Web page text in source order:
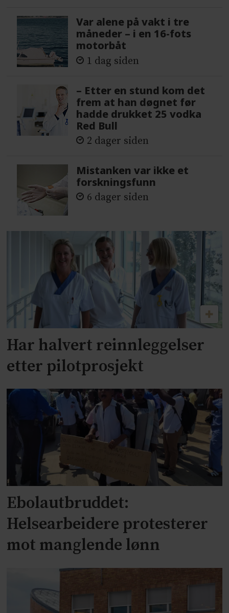
Var alene på vakt i tre
måneder – i en 16-fots
motorbåt
1 dag siden
– Etter en stund kom det
frem at han døgnet før
hadde drukket 25 vodka
Red Bull
2 dager siden
Mistanken var ikke et
forskningsfunn
6 dager siden
Har halvert reinnleggelser
etter pilotprosjekt
Ebolautbruddet:
Helsearbeidere protesterer
mot manglende lønn